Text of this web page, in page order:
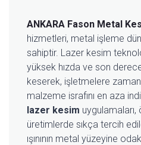
ANKARA Fason Metal
hizmetleri, metal işleme
sahiptir. Lazer kesim
yüksek hızda ve son
keserek, işletmelere zaman
malzeme israfını en aza
lazer kesim
üretimlerde sıkça tercih
ışınının metal yüzeyine